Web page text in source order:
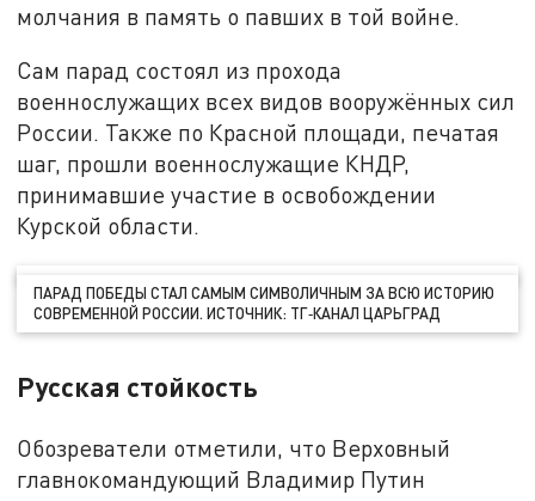
молчания в память о павших в той войне.
Сам парад состоял из прохода
военнослужащих всех видов вооружённых сил
России. Также по Красной площади, печатая
шаг, прошли военнослужащие КНДР,
принимавшие участие в освобождении
Курской области.
ПАРАД ПОБЕДЫ СТАЛ САМЫМ СИМВОЛИЧНЫМ ЗА ВСЮ ИСТОРИЮ
СОВРЕМЕННОЙ РОССИИ. ИСТОЧНИК: ТГ‑КАНАЛ ЦАРЬГРАД
Русская стойкость
Обозреватели отметили, что Верховный
главнокомандующий Владимир Путин